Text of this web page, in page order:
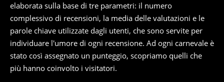
elaborata sulla base di tre parametri: il numero
complessivo di recensioni, la media delle valutazioni e le
parole chiave utilizzate dagli utenti, che sono servite per
individuare l'umore di ogni recensione. Ad ogni carnevale è
stato così assegnato un punteggio, scopriamo quelli che
più hanno coinvolto i visitatori.